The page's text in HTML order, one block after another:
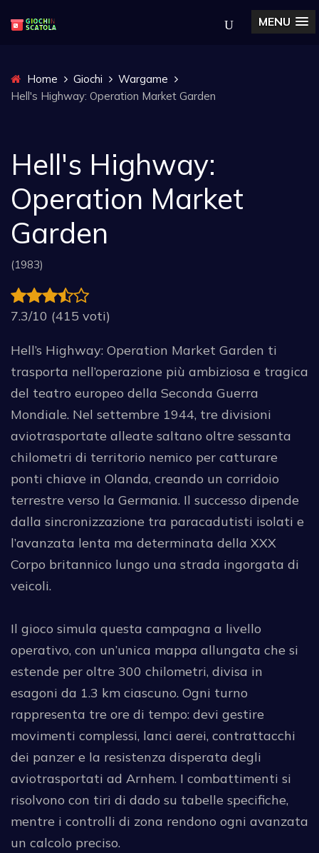
MENU
Home Giochi
Wargame
Hell's Highway: Operation Market Garden
Hell's Highway:
Operation Market
Garden
(1983)
7.3/10 (415 voti)
Hell’s Highway: Operation Market Garden ti
trasporta nell’operazione più ambiziosa e tragica
del teatro europeo della Seconda Guerra
Mondiale. Nel settembre 1944, tre divisioni
aviotrasportate alleate saltano oltre sessanta
chilometri di territorio nemico per catturare
ponti chiave in Olanda, creando un corridoio
terrestre verso la Germania. Il successo dipende
dalla sincronizzazione tra paracadutisti isolati e
l’avanzata lenta ma determinata della XXX
Corpo britannico lungo una strada ingorgata di
veicoli.
Il gioco simula questa campagna a livello
operativo, con un’unica mappa allungata che si
estende per oltre 300 chilometri, divisa in
esagoni da 1.3 km ciascuno. Ogni turno
rappresenta tre ore di tempo: devi gestire
movimenti complessi, lanci aerei, contrattacchi
dei panzer e la resistenza disperata degli
aviotrasportati ad Arnhem. I combattimenti si
risolvono con tiri di dado su tabelle specifiche,
mentre i controlli di zona rendono ogni avanzata
un calcolo preciso.